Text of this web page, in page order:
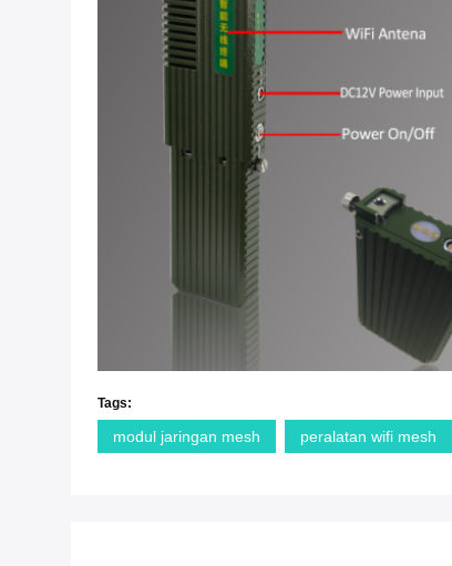
Tags:
modul jaringan mesh peralatan wifi mesh